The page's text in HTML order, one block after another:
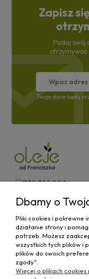
Zapisz
Podaj swój
otrzymywać
Twoje dane będą
732 322 800
Sklep stacjonarny
63-400 Ostrów
ul.Różana 29/1
Dbamy o
Pliki cookies i pokrewne
działanie strony i
potrzeb. Możesz
wszystkich tych plików i
plików do swoich
zgody".
Więcej o plikach